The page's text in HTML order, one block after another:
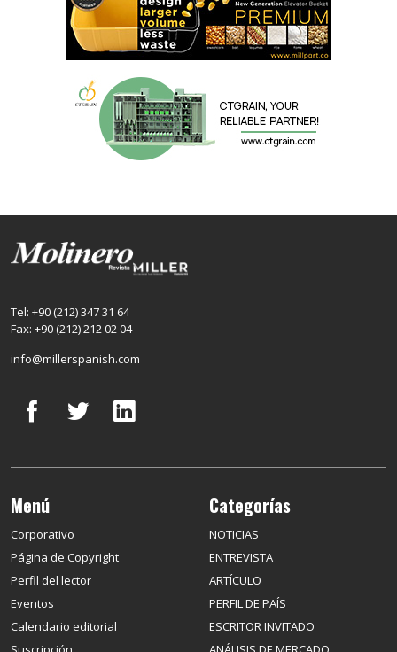
Tel: +90 (212) 347 31 64
Fax: +90 (212) 212 02 04
info@millerspanish.com
Menú
Corporativo
Página de Copyright
Perfil del lector
Eventos
Calendario editorial
Categorías
NOTICIAS
ENTREVISTA
ARTÍCULO
PERFIL DE PAÍS
ESCRITOR INVITADO